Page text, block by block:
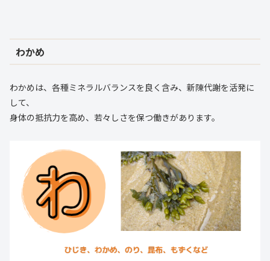
わかめ
わかめは、各種ミネラルバランスを良く含み、新陳代謝を活発に
して、
身体の抵抗力を高め、若々しさを保つ働きがあります。